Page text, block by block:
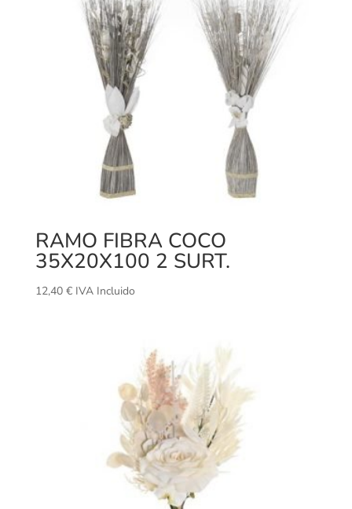
RAMO FIBRA COCO
35X20X100 2 SURT.
12,40 € IVA Incluido